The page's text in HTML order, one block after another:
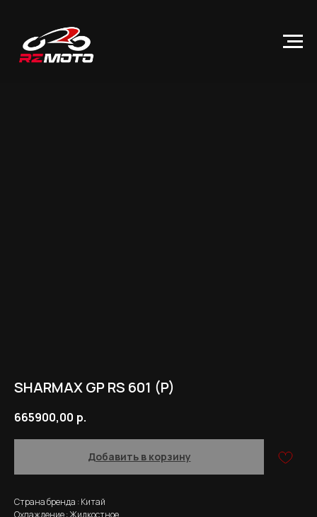
SHARMAX GP RS 601 (P)
665900,00 р.
Добавить в корзину
Страна бренда : Китай